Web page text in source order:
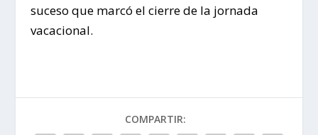
suceso que marcó el cierre de la jornada
vacacional.
COMPARTIR: